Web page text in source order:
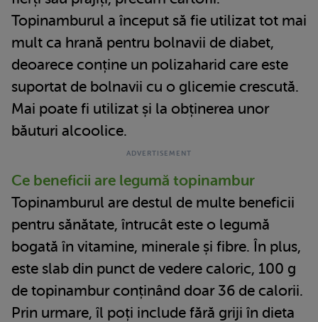
Topinamburul a început să fie utilizat tot mai
mult ca hrană pentru bolnavii de diabet,
deoarece conține un polizaharid care este
suportat de bolnavii cu o glicemie crescută.
Mai poate fi utilizat și la obținerea unor
băuturi alcoolice.
Ce beneficii are legumă topinambur
Topinamburul are destul de multe beneficii
pentru sănătate, întrucât este o legumă
bogată în vitamine, minerale și fibre. În plus,
este slab din punct de vedere caloric, 100 g
de topinambur conținând doar 36 de calorii.
Prin urmare, îl poți include fără griji în dieta